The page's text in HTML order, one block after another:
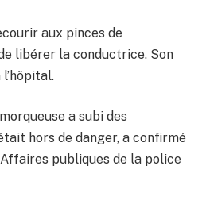
aux pinces de
libérer la conductrice. Son
a subi des
hors de danger, a confirmé
Affaires publiques de la police